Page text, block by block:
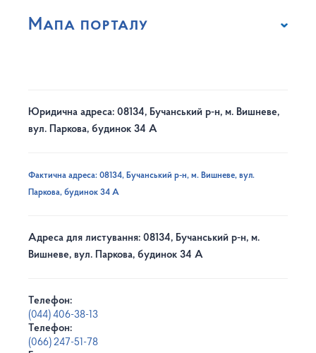
Мапа порталу
Юридична адреса: 08134, Бучанський р-н, м. Вишневе,
вул. Паркова, будинок 34 А
Фактична адреса: 08134, Бучанський р-н, м. Вишневе, вул.
Паркова, будинок 34 А
Адреса для листування: 08134, Бучанський р-н, м.
Вишневе, вул. Паркова, будинок 34 А
Телефон:
(044) 406-38-13
Телефон:
(066) 247-51-78